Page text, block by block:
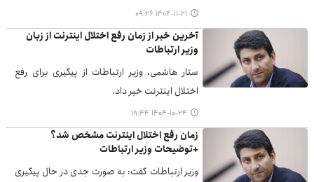
۱۴۰۴-۱۱-۲۱ ۰۹:۲۶
آخرین خبر از زمان رفع اختلال اینترنت از زبان
وزیر ارتباطات
ستار هاشمی، وزیر ارتباطات از پیگیری برای رفع
اختلال اینترنت خبر داد.
۱۴۰۴-۱۰-۲۴ ۱۹:۴۴
زمان رفع اختلال اینترنت مشخص شد؟
+توضیحات وزیر ارتباطات
وزیر ارتباطات گفت: به صورت جدی در حال پیگیری